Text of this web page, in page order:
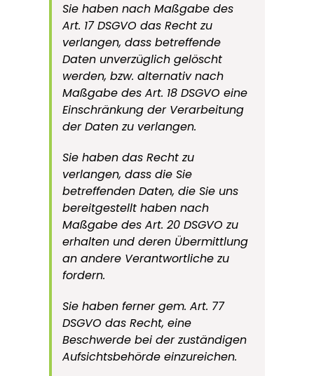
Sie haben nach Maßgabe des
Art. 17 DSGVO das Recht zu
verlangen, dass betreffende
Daten unverzüglich gelöscht
werden, bzw. alternativ nach
Maßgabe des Art. 18 DSGVO eine
Einschränkung der Verarbeitung
der Daten zu verlangen.
Sie haben das Recht zu
verlangen, dass die Sie
betreffenden Daten, die Sie uns
bereitgestellt haben nach
Maßgabe des Art. 20 DSGVO zu
erhalten und deren Übermittlung
an andere Verantwortliche zu
fordern.
Sie haben ferner gem. Art. 77
DSGVO das Recht, eine
Beschwerde bei der zuständigen
Aufsichtsbehörde einzureichen.